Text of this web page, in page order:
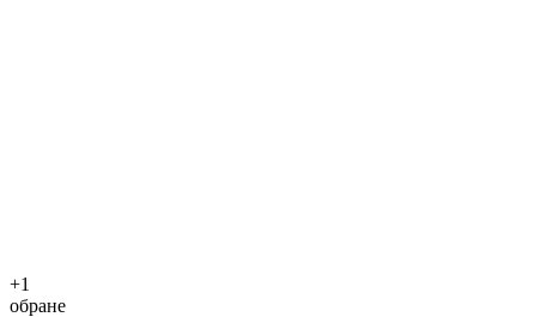
+1
обране